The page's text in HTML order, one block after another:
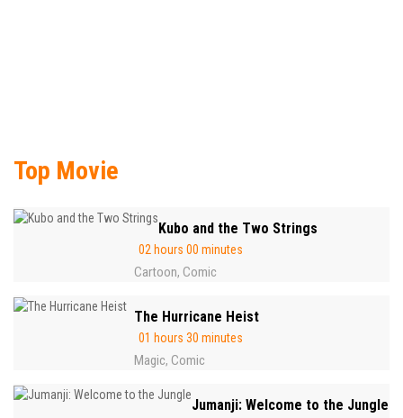
Top Movie
Kubo and the Two Strings
02 hours 00 minutes
Cartoon, Comic
The Hurricane Heist
01 hours 30 minutes
Magic, Comic
Jumanji: Welcome to the Jungle